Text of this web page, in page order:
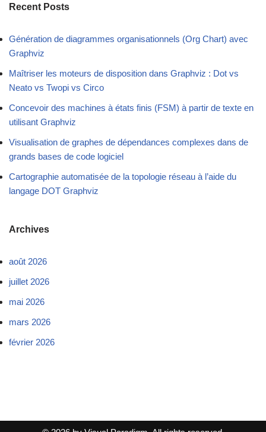
Recent Posts
Génération de diagrammes organisationnels (Org Chart) avec
Graphviz
Maîtriser les moteurs de disposition dans Graphviz : Dot vs
Neato vs Twopi vs Circo
Concevoir des machines à états finis (FSM) à partir de texte en
utilisant Graphviz
Visualisation de graphes de dépendances complexes dans de
grands bases de code logiciel
Cartographie automatisée de la topologie réseau à l’aide du
langage DOT Graphviz
Archives
août 2026
juillet 2026
mai 2026
mars 2026
février 2026